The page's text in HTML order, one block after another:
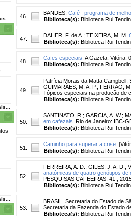
46.
BANDES. Café : programa de
Biblioteca(s): Biblioteca Rui
47.
DAHER, F. de A. ; TEIXEIRA, M. M.
Biblioteca(s): Biblioteca Rui
48.
Cafes especiais. A Gazeta, Vitória,
Biblioteca(s): Biblioteca Rui
49.
Patrícia Morais da Matta Campbell;
GUIMARÃES, M. A. P.; FERRÃO,
Tópicos especiais na produção de
Biblioteca(s): Biblioteca Rui
50.
SANTINATO, R. ; GARCIA, A. W.;
em cafezais. Rio de Janeiro: IBC-
Biblioteca(s): Biblioteca Rui
51.
Caminho para superar a crise.
Biblioteca(s): Biblioteca Rui
52.
FERREIRA, A. D. ; GILES, J. A. D. ;
anatômicas de quatro genótipos
PESQUISAS CAFEEIRAS, 41.,
Biblioteca(s): Biblioteca Rui
53.
BRASIL. Secretaria do Estado de
Secretaria da Fazenda do Estado
Biblioteca(s): Biblioteca Rui